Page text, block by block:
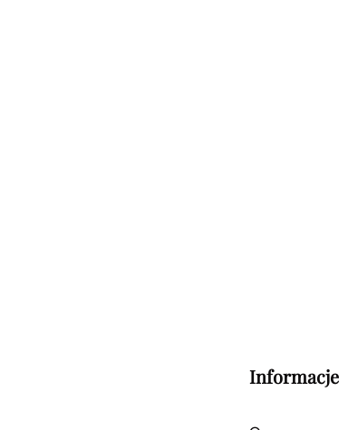
Informacje